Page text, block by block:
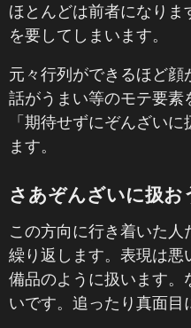
ほとんどは前者になり
を要してしまいます。
元々行列ができるほど
話がうまい等のモテ要素
「期待せずにぞんざい
ます。
さあぞんざいに扱お
この方向に行き着いた
繰り返します。表現は
備品のように扱います。
いです。追ったり真面目